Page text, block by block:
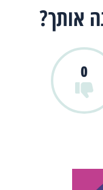
אותך?
0